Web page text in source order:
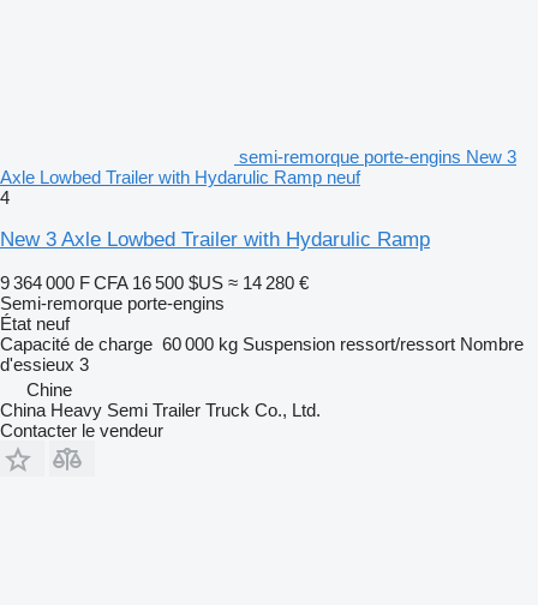
semi-remorque porte-engins New 3
Axle Lowbed Trailer with Hydarulic Ramp neuf
4
New 3 Axle Lowbed Trailer with Hydarulic Ramp
9 364 000 F CFA 16 500 $US ≈ 14 280 €
Semi-remorque porte-engins
État neuf
Capacité de charge 60 000 kg Suspension ressort/ressort Nombre
d'essieux 3
Chine
China Heavy Semi Trailer Truck Co., Ltd.
Contacter le vendeur